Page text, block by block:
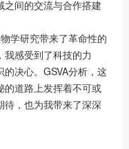
间的交流与合作搭建
学研究带来了革命性的
感受到了科技的力
决心。GSVA分析，这
的道路上发挥着不可或
，也为我带来了深深